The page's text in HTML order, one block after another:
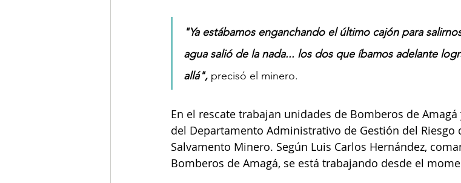
"Ya estábamos enganchando el último cajón para
agua salió de la nada... los dos que íbamos adelante
allá", precisó el minero.
En el rescate trabajan unidades de Bomberos de
del Departamento Administrativo de Gestión del Riesgo
Salvamento Minero. Según Luis Carlos Hernández,
Bomberos de Amagá, se está trabajando desde el